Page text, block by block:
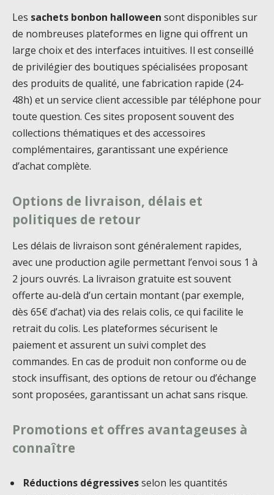
Les sachets bonbon halloween sont disponibles sur
de nombreuses plateformes en ligne qui offrent un
large choix et des interfaces intuitives. Il est conseillé
de privilégier des boutiques spécialisées proposant
des produits de qualité, une fabrication rapide (24-
48h) et un service client accessible par téléphone pour
toute question. Ces sites proposent souvent des
collections thématiques et des accessoires
complémentaires, garantissant une expérience
d’achat complète.
Options de livraison, délais et
politiques de retour
Les délais de livraison sont généralement rapides,
avec une production agile permettant l’envoi sous 1 à
2 jours ouvrés. La livraison gratuite est souvent
offerte au-delà d’un certain montant (par exemple,
dès 65€ d’achat) via des relais colis, ce qui facilite le
retrait du colis. Les plateformes sécurisent le
paiement et assurent un suivi complet des
commandes. En cas de produit non conforme ou de
stock insuffisant, des options de retour ou d’échange
sont proposées, garantissant un achat sans risque.
Promotions et offres avantageuses à
connaître
Réductions dégressivesselon les quantités